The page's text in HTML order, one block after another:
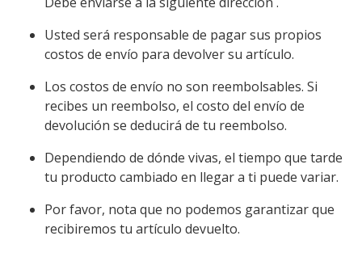
Usted será responsable de pagar sus propios
costos de envío para devolver su artículo.
Los costos de envío no son reembolsables. Si
recibes un reembolso, el costo del envío de
devolución se deducirá de tu reembolso.
Dependiendo de dónde vivas, el tiempo que tarde
tu producto cambiado en llegar a ti puede variar.
Por favor, nota que no podemos garantizar que
recibiremos tu artículo devuelto.